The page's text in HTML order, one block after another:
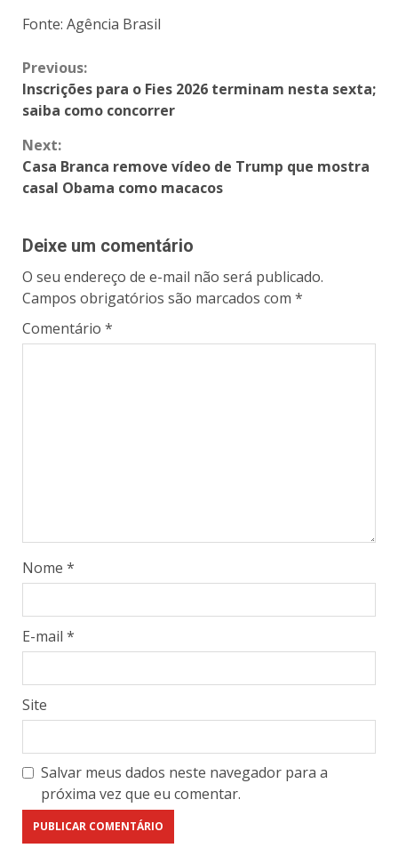
Fonte: Agência Brasil
Previous:
Inscrições para o Fies 2026 terminam nesta sexta;
saiba como concorrer
Next:
Casa Branca remove vídeo de Trump que mostra
casal Obama como macacos
Deixe um comentário
O seu endereço de e-mail não será publicado.
Campos obrigatórios são marcados com *
Comentário *
Nome *
E-mail *
Site
Salvar meus dados neste navegador para a
próxima vez que eu comentar.